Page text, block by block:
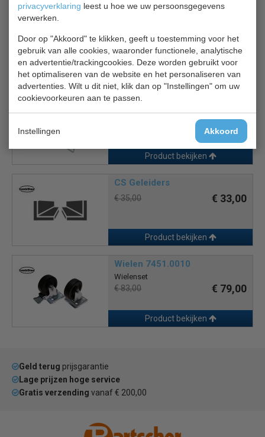
privacyverklaring leest u hoe we uw persoonsgegevens
verwerken.
Door op "Akkoord" te klikken, geeft u toestemming voor het
gebruik van alle cookies, waaronder functionele, analytische
en advertentie/trackingcookies. Deze worden gebruikt voor
het optimaliseren van de website en het personaliseren van
advertenties. Wilt u dit niet, klik dan op "Instellingen" om uw
cookievoorkeuren aan te passen.
Instellingen Akkoord
Gewicht: 130 kg bruto
Gerelateerde producten
CS Rooster 7450.0505
Rooster
€ 26,00
Product bekijken
CS Geleiders
€ 35,00 € 33,00
Product bekijken
Wielen 7451.0010
Wielenset
€ 83,00 € 79,00
Product bekijken
Geld terug prijsgarantie
Lage prijzen hoge service
Gratis verzending vanaf € 200,00